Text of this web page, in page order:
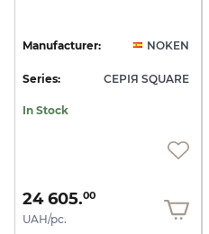
Manufacturer: NOKEN
Series: СЕРІЯ SQUARE
In Stock
24 605.00
UAH/pc.